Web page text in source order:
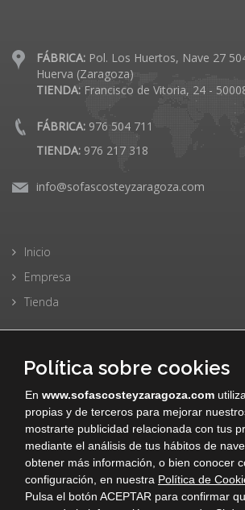
Política sobre cookies
En www.sofascosteyzaragoza.com
propias y de terceros para mejorar
mostrarte publicidad relacionada con tus
mediante el análisis de tus hábitos de
obtener más información, o bien conocer
configuración, en nuestra Política de
Pulsa el botón ACEPTAR para confirmar
FÁBRICA: Pol. Los Huertos, Nave 27
Huerva (Zaragoza)
TIENDA: Francisco de Vitoria, 24 -
FÁBRICA: 976 504 711
TIENDA: 976 217 318
info@sofascosteyzaragoza.com
Inicio
Empresa
Tienda
Sofas
Sillones
Garantías